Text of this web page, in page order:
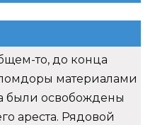
то, до конца
материалами
были освобождены
ареста. Рядовой